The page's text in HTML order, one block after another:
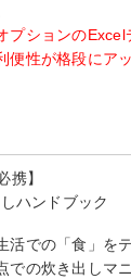
プションのExcel
便性が格段にア
携】
ハンドブック
活での「食」を
での炊き出しマ